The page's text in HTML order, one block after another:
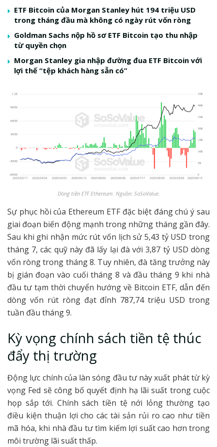
ETF Bitcoin của Morgan Stanley hút 194 triệu USD
trong tháng đầu mà không có ngày rút vốn ròng
Goldman Sachs nộp hồ sơ ETF Bitcoin tạo thu nhập
từ quyền chọn
Morgan Stanley gia nhập đường đua ETF Bitcoin với
lợi thế “tệp khách hàng sẵn có”
Dòng tiền ETF Ethereum. Nguồn: SoSoValue.
Sự phục hồi của Ethereum ETF đặc biệt đáng chú ý sau
giai đoạn biến động mạnh trong những tháng gần đây.
Sau khi ghi nhận mức rút vốn lịch sử 5,43 tỷ USD trong
tháng 7, các quỹ này đã lấy lại đà với 3,87 tỷ USD dòng
vốn ròng trong tháng 8. Tuy nhiên, đà tăng trưởng này
bị gián đoạn vào cuối tháng 8 và đầu tháng 9 khi nhà
đầu tư tạm thời chuyển hướng về Bitcoin ETF, dẫn đến
dòng vốn rút ròng đạt đỉnh 787,74 triệu USD trong
tuần đầu tháng 9.
Kỳ vọng chính sách tiền tệ thúc
đẩy thị trường
Động lực chính của làn sóng đầu tư này xuất phát từ kỳ
vọng Fed sẽ công bố quyết định hạ lãi suất trong cuộc
họp sắp tới. Chính sách tiền tệ nới lỏng thường tạo
điều kiện thuận lợi cho các tài sản rủi ro cao như tiền
mã hóa, khi nhà đầu tư tìm kiếm lợi suất cao hơn trong
môi trường lãi suất thấp.